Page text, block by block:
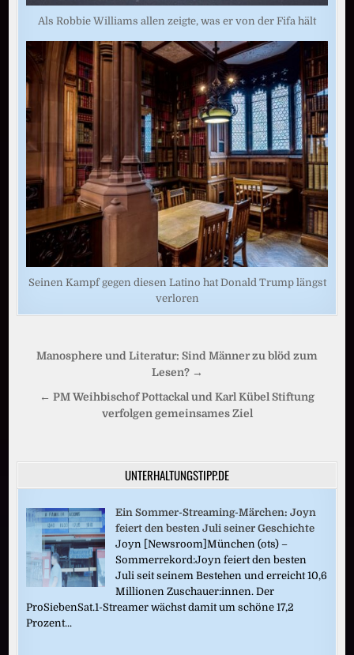
Als Robbie Williams allen zeigte, was er von der Fifa hält
Seinen Kampf gegen diesen Latino hat Donald Trump längst
verloren
Beitragsnavigation
Manosphere und Literatur: Sind Männer zu blöd zum
Lesen? →
← PM Weihbischof Pottackal und Karl Kübel Stiftung
verfolgen gemeinsames Ziel
UNTERHALTUNGSTIPP.DE
Ein Sommer-Streaming-Märchen: Joyn
feiert den besten Juli seiner Geschichte
Joyn [Newsroom]München (ots) –
Sommerrekord:Joyn feiert den besten
Juli seit seinem Bestehen und erreicht 10,6
Millionen Zuschauer:innen. Der
ProSiebenSat.1-Streamer wächst damit um schöne 17,2
Prozent...